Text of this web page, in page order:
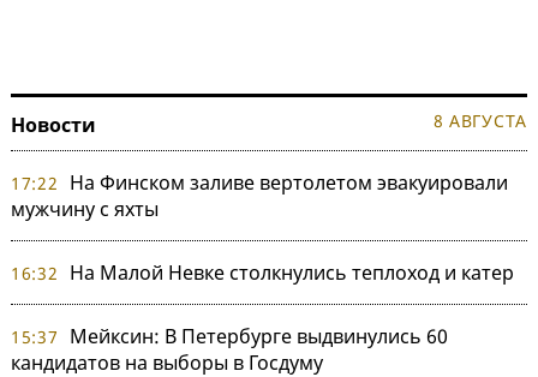
Новости 8 АВГУСТА
17:22
На Финском заливе вертолетом эвакуировали
мужчину с яхты
16:32 На Малой Невке столкнулись теплоход и катер
15:37
Мейксин: В Петербурге выдвинулись 60
кандидатов на выборы в Госдуму